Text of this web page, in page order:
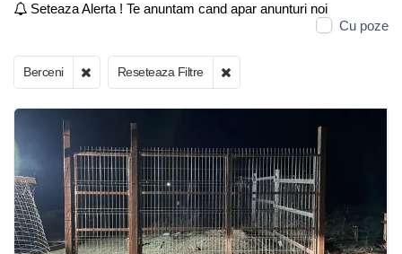
Seteaza Alerta ! Te anuntam cand apar anunturi noi
Cu poze
Berceni Reseteaza Filtre